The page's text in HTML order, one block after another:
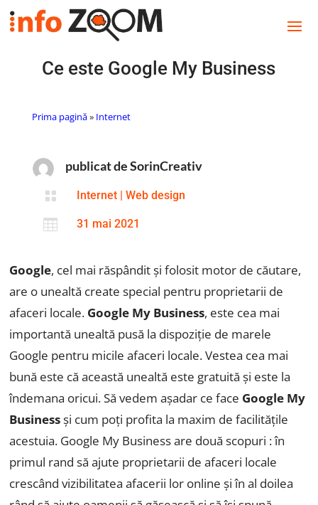
Ce este Google My Business
Prima pagină» Internet
publicat de SorinCreativ
 Internet| Web design
 31 mai 2021
Google, cel mai răspândit și folosit motor de căutare,
are o unealtă create special pentru proprietarii de
afaceri locale. Google My Business, este cea mai
importantă unealtă pusă la dispoziție de marele
Google pentru micile afaceri locale. Vestea cea mai
bună este că această unealtă este gratuită și este la
îndemana oricui. Să vedem așadar ce face Google My
Businessși cum poți profita la maxim de facilitățile
acestuia. Google My Business are două scopuri : în
primul rand să ajute proprietarii de afaceri locale
crescând vizibilitatea afacerii lor online și în al doilea